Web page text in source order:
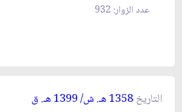
عدد الزوار: 932
التاريخ1358 هـ. ش/ 1399 هـ. ق‏